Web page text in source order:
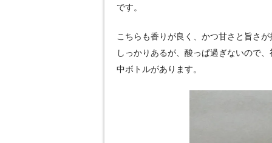
です。
こちらも香りが良く、かつ甘さと旨さ
しっかりあるが、酸っぱ過ぎないので
中ボトルがあります。